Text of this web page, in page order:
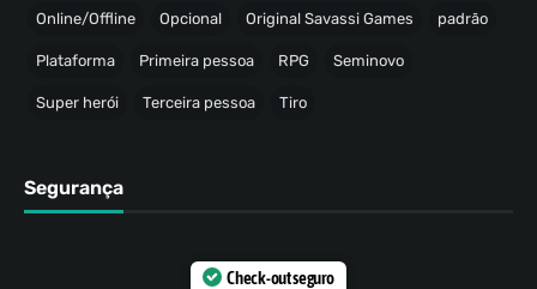
Online/Offline Opcional Original Savassi Games padrão
Plataforma Primeira pessoa RPG Seminovo
Super herói Terceira pessoa Tiro
Segurança
Check-out seguro